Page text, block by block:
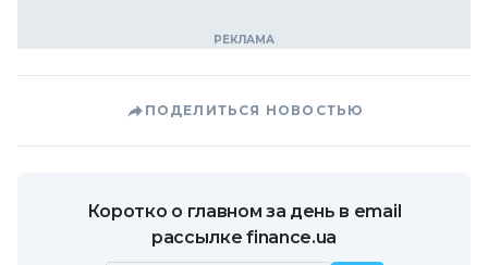
ПОДЕЛИТЬСЯ НОВОСТЬЮ
Коротко о главном за день в email
рассылке finance.ua